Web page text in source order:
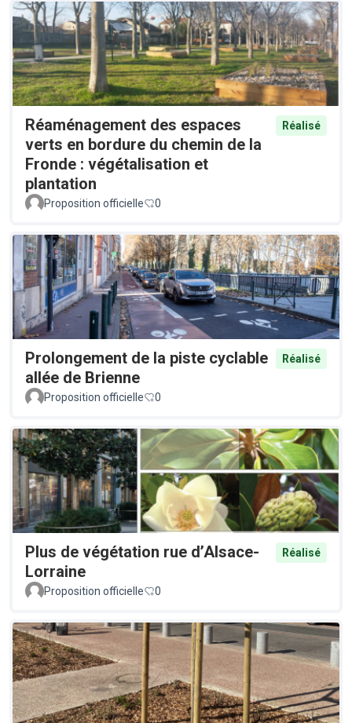
Réaménagement des espaces
verts en bordure du chemin de la
Fronde : végétalisation et
plantation
Réalisé
Proposition officielle 0
Prolongement de la piste cyclable
allée de Brienne
Réalisé
Proposition officielle 0
Plus de végétation rue d’Alsace-
Lorraine
Réalisé
Proposition officielle 0